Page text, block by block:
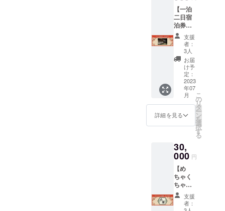
がある
方にオ
ススメ
です。
収支の
内容は
以下の
通りで
す。 ・
宿泊数
・売上
高 ・融
資返済
額 ・宿
泊予約
信費 ・
光熱費
・清掃
費 ・消
耗品＆
雑費 ・
その他
・収支
（人や
動物な
ど）を
ご相談
させて
頂ける
よう
Twitter
のDMま
たは
メール
にてや
りとり
できる
方を対
トをど
のよう
にも使
用して
頂けま
す ※お
名前や
特徴な
【一泊
二日宿
泊券
25,000
円(限定
7組)】
通常価
格1泊最
35,000
円のと
ころ、
2.5万円
で宿泊
してい
ただけ
ター
ン！宿
泊券と
して大
切な方
へのプ
レゼン
トもで
支援
者：
3人
お届
け予
定：
2023
年07
月
詳細を見る
こ
の
リ
タ
ー
ン
を
選
択
す
る
30,
000 円
【め
ちゃく
ちゃに
応援
30,000
円】 こ
支援
者：